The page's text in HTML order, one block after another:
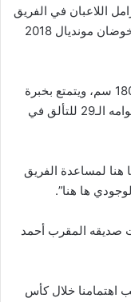
اللاعبان في الفريق
نفسه خلال تجربة الاحتراف، وهما اللذان سيخوضان مونديال 2018
وسيرتدي جبر القميص رقم 16، ويبلغ طوله 180 سم، ويتمتع بخبرة
طويلة في مركز قلب الدفاع، ويسعى رغم أعوامه الـ29 للتألق في
هنا لمساعدة الفريق
ها هنا”.
صديقه المقرب أحمد
اهتمامنا خلال كأس